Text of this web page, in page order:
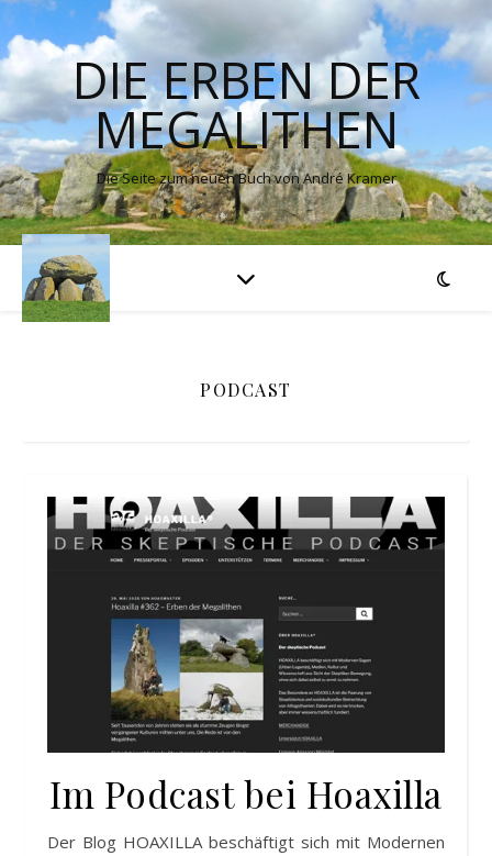
DIE ERBEN DER
MEGALITHEN
Die Seite zum neuen Buch von André Kramer
PODCAST
Im Podcast bei Hoaxilla
Der Blog HOAXILLA beschäftigt sich mit Modernen